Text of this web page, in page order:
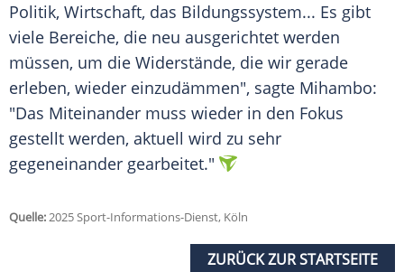
Politik, Wirtschaft, das Bildungssystem... Es gibt
viele Bereiche, die neu ausgerichtet werden
müssen, um die Widerstände, die wir gerade
erleben, wieder einzudämmen", sagte Mihambo:
"Das Miteinander muss wieder in den Fokus
gestellt werden, aktuell wird zu sehr
gegeneinander gearbeitet."
Quelle:2025 Sport-Informations-Dienst, Köln
ZURÜCK ZUR STARTSEITE